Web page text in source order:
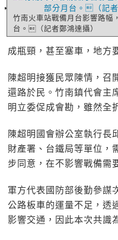
竹南火車站戰備月台影響路幅
台。（記者鄭鴻達攝）
成瓶頸，甚至塞車，地方
陳超明接獲民眾陳情，召
還路於民。竹南鎮代會主
明立委促成會勘，雖然全
陳超明國會辦公室執行長
財產署、台鐵局等單位，
步同意，在不影響戰備需
軍方代表國防部後勤參謀
公路板車的運量不足，透
影響交通，因此本次共識